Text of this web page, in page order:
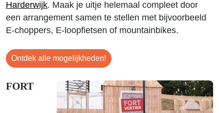
Harderwijk. Maak je uitje helemaal compleet door
een arrangement samen te stellen met bijvoorbeeld
E-choppers, E-loopfietsen of mountainbikes.
Ontdek alle mogelijkheden!
FORT